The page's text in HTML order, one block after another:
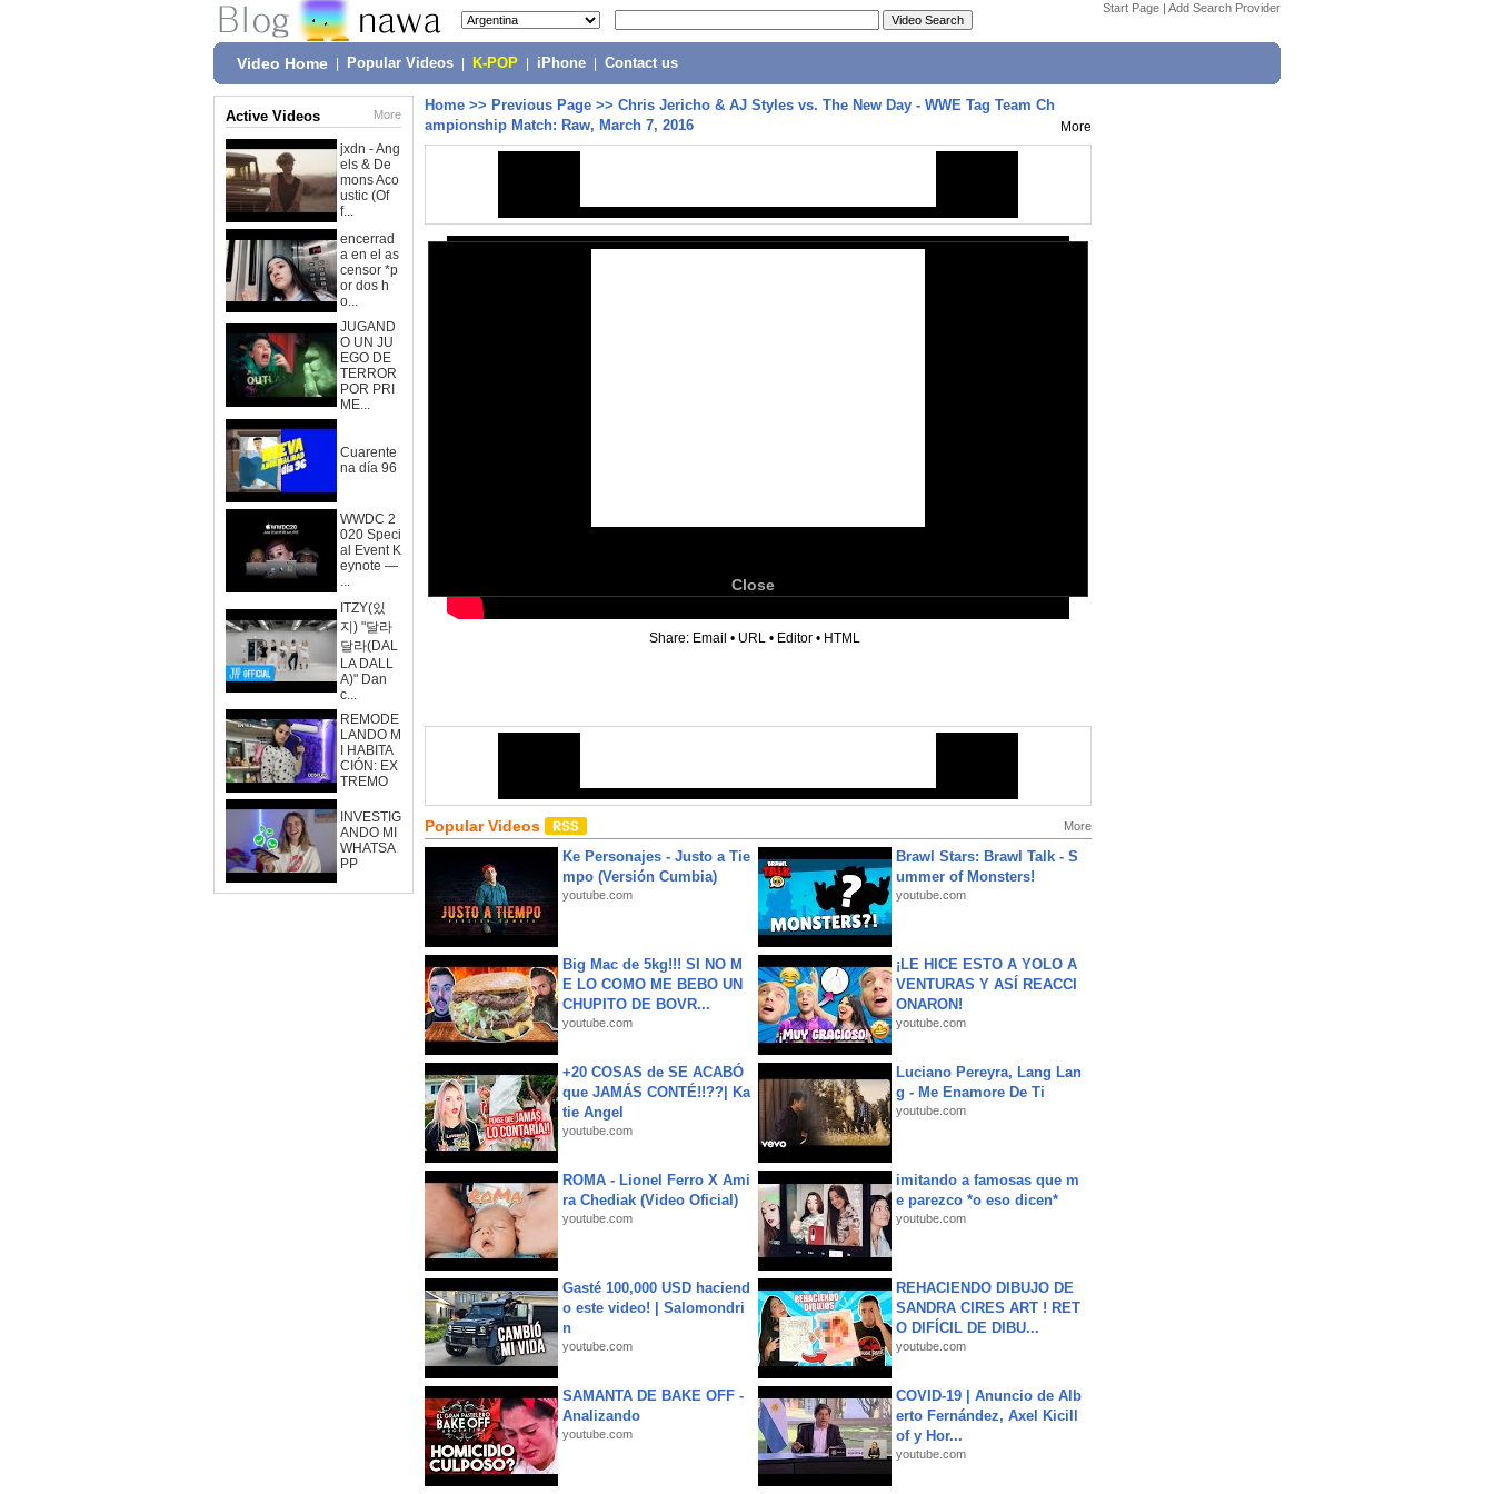
Start Page | Add Search Provider
Video Home Popular Videos K-POP iPhone Contact us
Active Videos More
jxdn - Ang
els & De
mons Aco
ustic (Of
f...
encerrad
a en el as
censor *p
or dos h
o...
JUGAND
O UN JU
EGO DE
TERROR
POR PRI
ME...
Cuarente
na día 96
WWDC 2
020 Speci
al Event K
eynote —
...
ITZY(있
지) "달라
달라(DAL
LA DALL
A)" Dan
c...
REMODE
LANDO M
I HABITA
CIÓN: EX
TREMO
INVESTIG
ANDO MI
WHATSA
PP
Home >> Previous Page >> Chris Jericho & AJ Styles vs. The New Day - WWE Tag Team Ch
ampionship Match: Raw, March 7, 2016
More
Close
Share: Email • URL • Editor • HTML
Popular Videos More
Ke Personajes - Justo a Tie
mpo (Versión Cumbia)
youtube.com
Brawl Stars: Brawl Talk - S
ummer of Monsters!
youtube.com
Big Mac de 5kg!!! SI NO M
E LO COMO ME BEBO UN
CHUPITO DE BOVR...
youtube.com
¡LE HICE ESTO A YOLO A
VENTURAS Y ASÍ REACCI
ONARON!
youtube.com
+20 COSAS de SE ACABÓ
que JAMÁS CONTÉ!!??| Ka
tie Angel
youtube.com
Luciano Pereyra, Lang Lan
g - Me Enamore De Ti
youtube.com
ROMA - Lionel Ferro X Ami
ra Chediak (Video Oficial)
youtube.com
imitando a famosas que m
e parezco *o eso dicen*
youtube.com
Gasté 100,000 USD haciend
o este video! | Salomondri
n
youtube.com
REHACIENDO DIBUJO DE
SANDRA CIRES ART ! RET
O DIFÍCIL DE DIBU...
youtube.com
SAMANTA DE BAKE OFF -
Analizando
youtube.com
COVID-19 | Anuncio de Alb
erto Fernández, Axel Kicill
of y Hor...
youtube.com